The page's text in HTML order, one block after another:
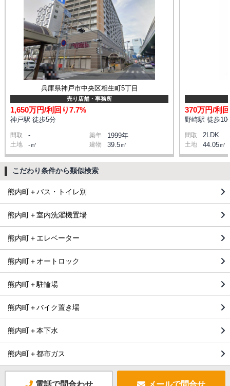
兵庫県神戸市中央区相生町5丁目
売り店舗・事務所
1,650万円/利回り7.7%
神戸駅 徒歩5分
間取 - 築年 1999年
土地 -㎡ 建物 39.5㎡
370万円/利
野崎駅 徒歩10
間取 2LDK
土地 44.05㎡
こだわり条件から類似検索
熊内町＋バス・トイレ別
熊内町＋室内洗濯機置場
熊内町＋エレベーター
熊内町＋オートロック
熊内町＋駐輪場
熊内町＋バイク置き場
熊内町＋本下水
熊内町＋都市ガス
電話で問合わせ メールで問合せ